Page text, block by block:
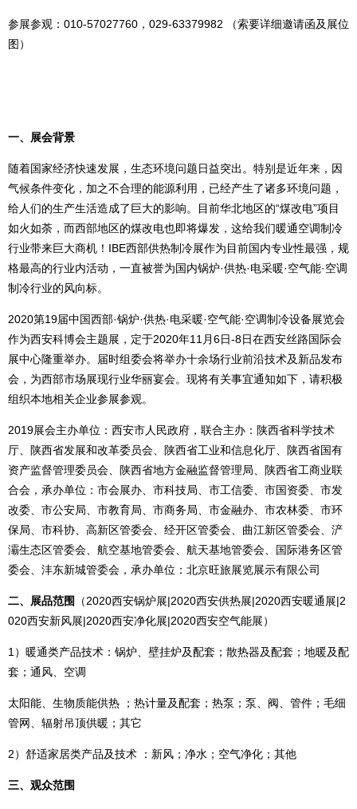
参展参观：010-57027760，029-63379982 （索要详细邀请函及展位
图）
一、展会背景
随着国家经济快速发展，生态环境问题日益突出。特别是近年来，因
气候条件变化，加之不合理的能源利用，已经产生了诸多环境问题，
给人们的生产生活造成了巨大的影响。目前华北地区的“煤改电”项目
如火如荼，而西部地区的煤改电也即将爆发，这给我们暖通空调制冷
行业带来巨大商机！IBE西部供热制冷展作为目前国内专业性最强，规
格最高的行业内活动，一直被誉为国内锅炉·供热·电采暖·空气能·空调
制冷行业的风向标。
2020第19届中国西部·锅炉·供热·电采暖·空气能·空调制冷设备展览会
作为西安科博会主题展，定于2020年11月6日-8日在西安丝路国际会
展中心隆重举办。届时组委会将举办十余场行业前沿技术及新品发布
会，为西部市场展现行业华丽宴会。现将有关事宜通知如下，请积极
组织本地相关企业参展参观。
2019展会主办单位：西安市人民政府，联合主办：陕西省科学技术
厅、陕西省发展和改革委员会、陕西省工业和信息化厅、陕西省国有
资产监督管理委员会、陕西省地方金融监督管理局、陕西省工商业联
合会，承办单位：市会展办、市科技局、市工信委、市国资委、市发
改委、市公安局、市教育局、市商务局、市金融办、市农林委、市环
保局、市科协、高新区管委会、经开区管委会、曲江新区管委会、浐
灞生态区管委会、航空基地管委会、航天基地管委会、国际港务区管
委会、沣东新城管委会，承办单位：北京旺旅展览展示有限公司
二、展品范围
（2020西安锅炉展|2020西安供热展|2020西安暖通展|2
020西安新风展|2020西安净化展|2020西安空气能展）
1）暖通类产品技术：锅炉、壁挂炉及配套；散热器及配套；地暖及配
套；通风、空调
太阳能、生物质能供热 ；热计量及配套；热泵；泵、阀、管件；毛细
管网、辐射吊顶供暖；其它
2）舒适家居类产品及技术 ：新风；净水；空气净化；其他
三、观众范围